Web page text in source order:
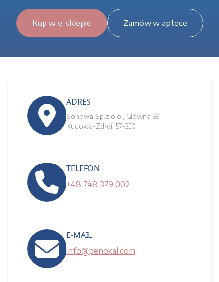
Kup w e-sklepie Zamów w aptece
ADRES
Sonowa Sp.z o.o., Główna 59,
Kudowa-Zdrój, 57-350
TELEFON
+48 748 379 002
E-MAIL
info@penoxal.com